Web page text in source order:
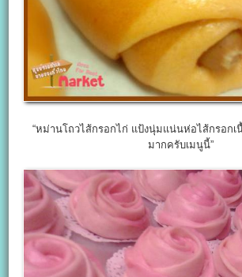
“หม่านโถวไส้กรอกไก่ แป้งนุ่มแน่นห่อไส้กรอกเ
มากครับเมนูนี้”